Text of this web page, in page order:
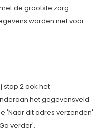
de grootste zorg
worden niet voor
stap 2 ook het
het gegevensveld
'Naar dit adres verzenden'
verder'.